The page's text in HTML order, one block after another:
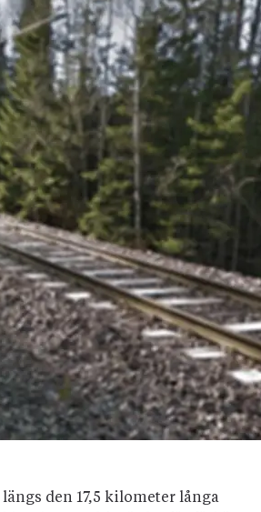
den 17,5 kilometer långa